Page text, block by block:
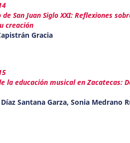
de San Juan Siglo XXI: Reflexiones
creación
Gracia
la educación musical en Zacatecas:
Santana Garza, Sonia Medrano